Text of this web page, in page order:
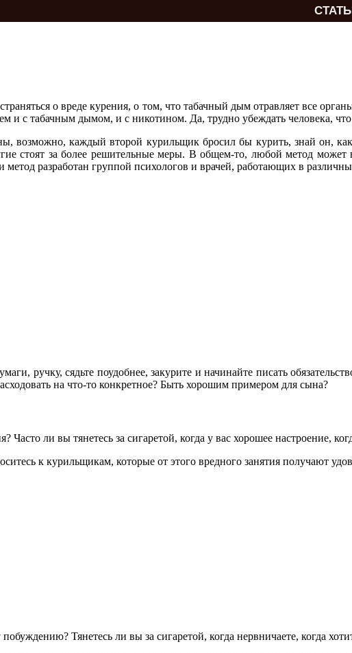
о вреде курения, о том, что табачный дым отравляет все
и с табачным дымом, и с никотином. Да, трудно убеждать человека,
возможно, каждый второй курильщик бросил бы курить, знай он,
стоят за более решительные меры. В общем-то, любой метод
разработан группой психологов и врачей, работающих в
ручку, сядьте поудобнее, закурите и начинайте писать
на что-то конкретное? Быть хорошим примером для сына?
Часто ли вы тянетесь за сигаретой, когда у вас хорошее настроение,
к курильщикам, которые от этого вредного занятия получают
Тянетесь ли вы за сигаретой, когда нервничаете, когда